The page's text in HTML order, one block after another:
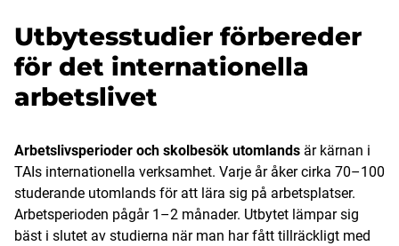
Utbytesstudier förbereder
för det internationella
arbetslivet
Arbetslivsperioder och skolbesök utomlands är kärnan i
TAIs internationella verksamhet. Varje år åker cirka 70–100
studerande utomlands för att lära sig på arbetsplatser.
Arbetsperioden pågår 1–2 månader. Utbytet lämpar sig
bäst i slutet av studierna när man har fått tillräckligt med